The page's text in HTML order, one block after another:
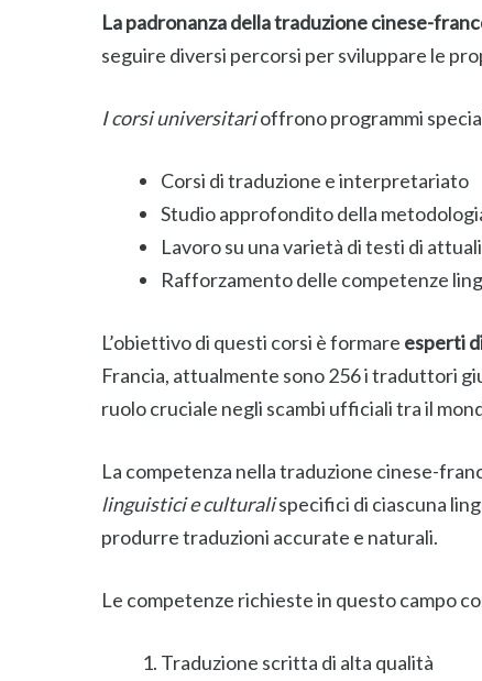
La padronanza della traduzione cinese-
seguire diversi percorsi per sviluppare le
I corsi universitarioffrono programmi
Corsi di traduzione e interpretariato
Studio approfondito della
Lavoro su una varietà di testi di
Rafforzamento delle competenze
L’obiettivo di questi corsi è formare esperti
Francia, attualmente sono 256 i traduttori
ruolo cruciale negli scambi ufficiali tra il
La competenza nella traduzione cinese-
linguistici e culturalispecifici di ciascuna
produrre traduzioni accurate e naturali.
Le competenze richieste in questo campo
Traduzione scritta di alta qualità